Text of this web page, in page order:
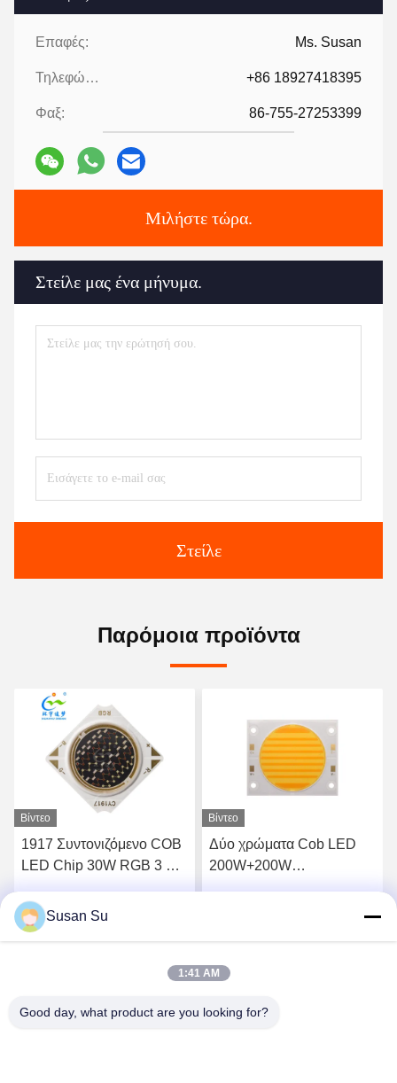
Επαφές: Ms. Susan
Τηλεφώνημα: +86 18927418395
Φαξ: 86-755-27253399
Μιλήστε τώρα.
Στείλε μας ένα μήνυμα.
Στείλε
Παρόμοια προϊόντα
Βίντεο
1917 Συντονιζόμενο COB
LED Chip 30W RGB 3 σε
LED COB 300Ma
Βρείτε την καλύτερη τιμή
Βίντεο
Δύο χρώματα Cob LED
200W+200W
Susan Su
1:41 AM
Good day, what product are you looking for?